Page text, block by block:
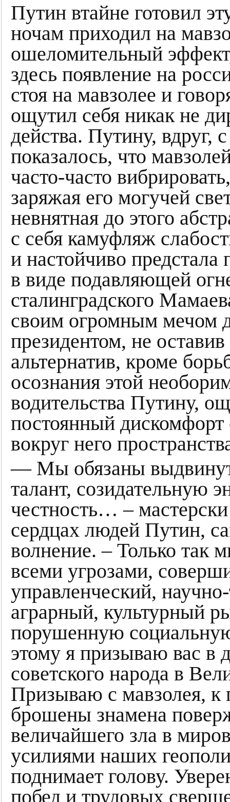
Путин втайне готовил
ночам приходил на
ошеломительный
здесь появление на
стоя на мавзолее и
ощутил себя никак не
действа. Путину, вдруг,
показалось, что
часто-часто
заряжая его могучей
невнятная до этого
с себя камуфляж
и настойчиво предстала
в виде подавляющей
сталинградского
своим огромным мечом
президентом, не
альтернатив, кроме
осознания этой
водительства Путину,
постоянный
вокруг него
— Мы обязаны
талант, созидательную
честность… –
сердцах людей Путин,
волнение. – Только так
всеми угрозами,
управленческий,
аграрный, культурный
порушенную
этому я призываю вас
советского народа в
Призываю с мавзолея,
брошены знамена
величайшего зла в
усилиями наших
поднимает голову.
побед и трудовых